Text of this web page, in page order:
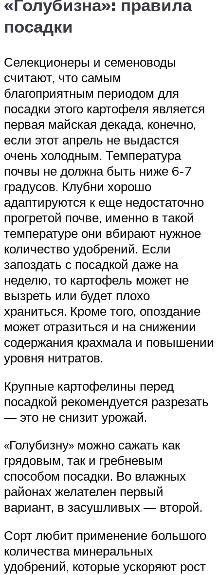
«Голубизна»: правила
посадки
Селекционеры и семеноводы
считают, что самым
благоприятным периодом для
посадки этого картофеля является
первая майская декада, конечно,
если этот апрель не выдастся
очень холодным. Температура
почвы не должна быть ниже 6-7
градусов. Клубни хорошо
адаптируются к еще недостаточно
прогретой почве, именно в такой
температуре они вбирают нужное
количество удобрений. Если
запоздать с посадкой даже на
неделю, то картофель может не
вызреть или будет плохо
храниться. Кроме того, опоздание
может отразиться и на снижении
содержания крахмала и повышении
уровня нитратов.
Крупные картофелины перед
посадкой рекомендуется разрезать
— это не снизит урожай.
«Голубизну» можно сажать как
грядовым, так и гребневым
способом посадки. Во влажных
районах желателен первый
вариант, в засушливых — второй.
Сорт любит применение большого
количества минеральных
удобрений, которые ускоряют рост